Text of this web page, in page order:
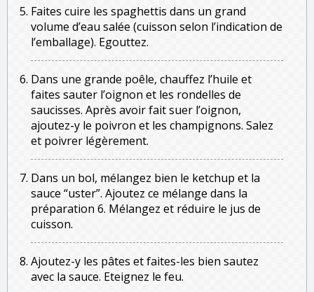
Faites cuire les spaghettis dans un grand
volume d’eau salée (cuisson selon l’indication de
l’emballage). Egouttez.
Dans une grande poêle, chauffez l’huile et
faites sauter l’oignon et les rondelles de
saucisses. Après avoir fait suer l’oignon,
ajoutez-y le poivron et les champignons. Salez
et poivrer légèrement.
Dans un bol, mélangez bien le ketchup et la
sauce “uster”. Ajoutez ce mélange dans la
préparation 6. Mélangez et réduire le jus de
cuisson.
Ajoutez-y les pâtes et faites-les bien sautez
avec la sauce. Eteignez le feu.